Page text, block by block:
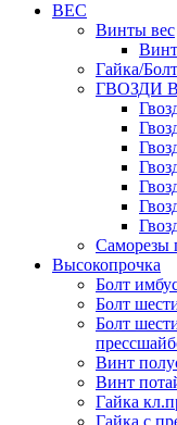
ВЕС
Винты вес
Гайка/
ГВОЗДИ
Саморезы
Высокопрочка
Болт
Болт
Болт
Винт
Винт
Гайка
Гайка с